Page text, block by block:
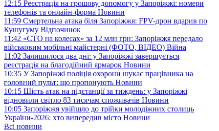
12:15 Реєстрація на грошову допомогу у Запоріжжі: номери
телефонів та онлайн-форма Новини
11:59 Смертельна атака біля Запоріжжя: FPV-дрон вдарив по
Кушугуму Відпочинок
11:42 «СТО на колесах» за 12 млн грн: Запоріжжя передало
військовим мобільні майстерні (ФОТО, ВІДЕО) Війна
11:02 Залишилося два дні: у Запоріжжі завершується
реєстрація на благодійний ярмарок Новини
10:35 У Запоріжжі поліція охорони шукає працівника на
головний пульт: що пропонують Новини
10:15 Шість атак на підстанції за тиждень: у Запоріжжі
відновили світло 83 тисячам споживачів Новини
10:05 Запоріжжя увійшло до трійки молодіжних столиць
України-2026: хто випередив місто Новини
Всі новини